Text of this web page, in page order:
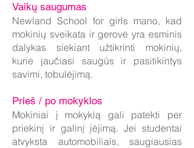
Vaikų saugumas
Newland School for girls mano, kad
mokinių sveikata ir gerovė yra esminis
dalykas siekiant užtikrinti mokinių,
kurie jaučiasi saugūs ir pasitikintys
savimi, tobulėjimą.
Prieš / po mokyklos
Mokiniai į mokyklą gali patekti per
priekinį ir galinį įėjimą. Jei studentai
atvyksta automobiliais, saugiausias